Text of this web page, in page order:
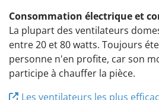
Consommation électrique et
La plupart des ventilateurs
entre 20 et 80 watts. Toujours
personne n'en profite, car son
participe à chauffer la pièce.
Les ventilateurs les plus